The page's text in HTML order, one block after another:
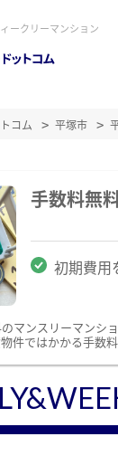
ークリーマンション
コム 平塚市
手数料無
初期費用
マンスリーマンシ
件ではかかる手数